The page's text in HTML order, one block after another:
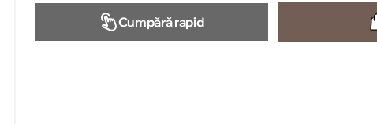
Cumpără rapid